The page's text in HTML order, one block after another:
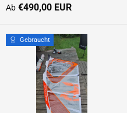
Normaler Preis
Ab €490,00 EUR
Gebraucht